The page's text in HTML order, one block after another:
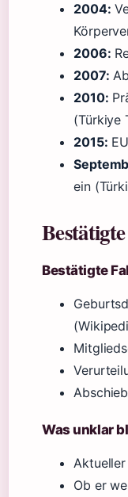
2004:
2006:
2007:
2010:
(Türkiye
2015:
ein
Bestätigte
Was unklar
Ob er